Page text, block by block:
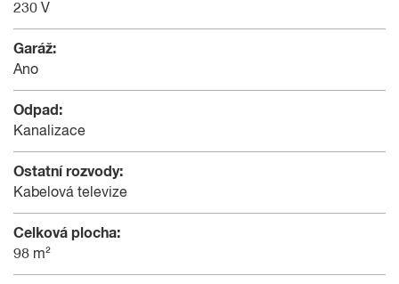
230 V
Garáž:
Ano
Odpad:
Kanalizace
Ostatní rozvody:
Kabelová televize
Celková plocha:
98 m²